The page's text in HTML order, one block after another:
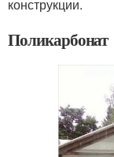
конструкции.
Поликарбонат